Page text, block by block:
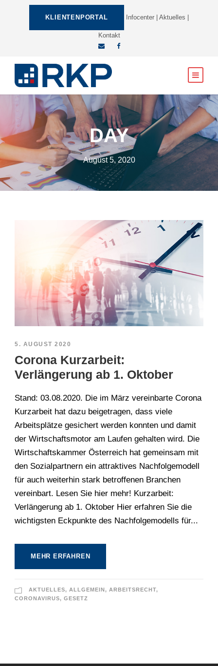
KLIENTENPORTAL Infocenter| Aktuelles
Kontakt
DAY
August 5, 2020
5. AUGUST 2020
Corona Kurzarbeit:
Verlängerung ab 1. Oktober
Stand: 03.08.2020. Die im März vereinbarte Corona
Kurzarbeit hat dazu beigetragen, dass viele
Arbeitsplätze gesichert werden konnten und damit
der Wirtschaftsmotor am Laufen gehalten wird. Die
Wirtschaftskammer Österreich hat gemeinsam mit
den Sozialpartnern ein attraktives Nachfolgemodell
für auch weiterhin stark betroffenen Branchen
vereinbart. Lesen Sie hier mehr! Kurzarbeit:
Verlängerung ab 1. Oktober Hier erfahren Sie die
wichtigsten Eckpunkte des Nachfolgemodells für...
MEHR ERFAHREN
AKTUELLES, ALLGEMEIN , ARBEITSRECHT,
CORONAVIRUS, GESETZ